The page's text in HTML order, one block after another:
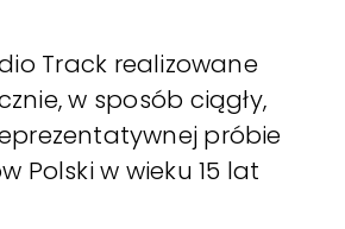
Track realizowane
w sposób ciągły,
próbie
Polski w wieku 15 lat